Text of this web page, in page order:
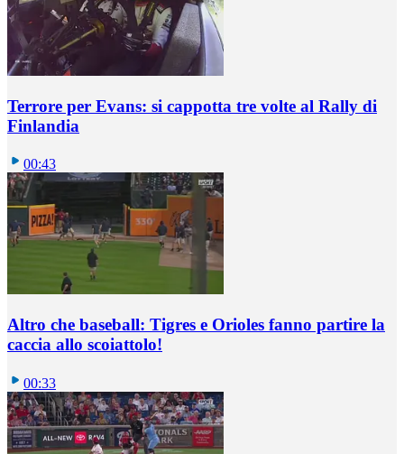
Terrore per Evans: si cappotta tre volte al Rally di
Finlandia
00:43
Altro che baseball: Tigres e Orioles fanno partire la
caccia allo scoiattolo!
00:33